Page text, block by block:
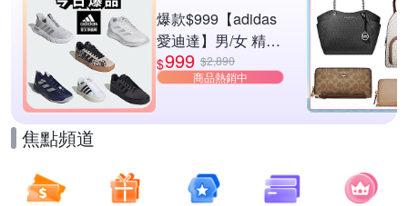
爆款$999【adidas
愛迪達】男/女 精選
運動鞋休閒鞋 任選
均一價
$999 $2,890
商品熱銷中
焦點頻道